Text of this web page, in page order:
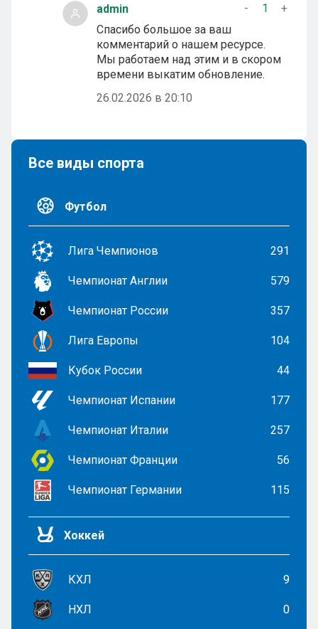
admin - 1
+
Спасибо большое за ваш
комментарий о нашем ресурсе.
Мы работаем над этим и в скором
времени выкатим обновление.
26.02.2026 в 20:10
Все виды спорта
Футбол
Лига Чемпионов 291
Чемпионат Англии 579
Чемпионат России 357
Лига Европы 104
Кубок России 44
Чемпионат Испании 177
Чемпионат Италии 257
Чемпионат Франции 56
Чемпионат Германии 115
Хоккей
КХЛ 9
НХЛ 0